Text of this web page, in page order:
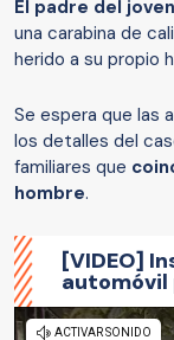
El padre del
una carabina de
herido a su propio
Se espera que las
los detalles del
familiares que
hombre.
[VIDEO]